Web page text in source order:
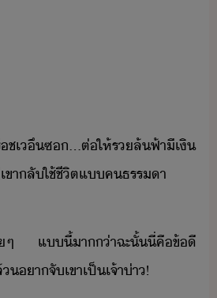
ช​เึ​ซ​...​ต่ให้​ร​ล้​ฟ้า​ีเิ​
ขา​ลั​ใช้ชีิต​แ​คธรรา​
า​ๆ​ ​แี้​า่า​ฉะั้​ี่​คื​ข้ี​
า​จั​เขา​เป็​เจ้า่า​!